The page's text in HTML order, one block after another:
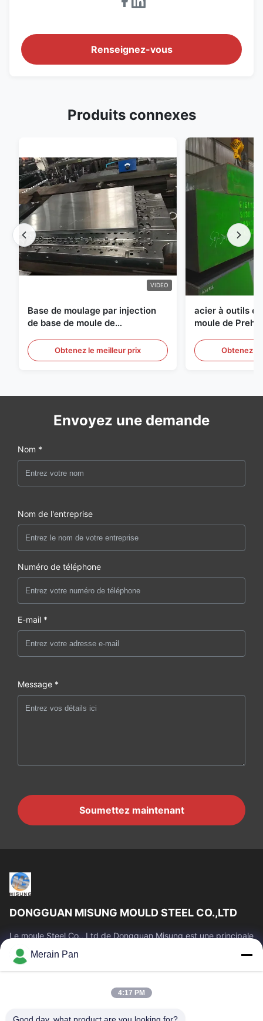
Renseignez-vous
Produits connexes
VIDEO
Base de moulage par injection
de base de moule de
FAMILIER de S136 P20
Obtenez le meilleur prix
acier à outils
moule de
Obtenez
Envoyez une demande
Nom *
Nom de l'entreprise
Numéro de téléphone
E-mail *
Message *
Soumettez maintenant
DONGGUAN MISUNG MOULD STEEL CO.,LTD
Le moule Steel Co., Ltd de Dongguan Misung est une principale
société de plastique d'approvisionnement meurent l'acier en
acier et chaud de...
Liens Rapides
Produits
VR Show
Au Sujet De Nous
Merain Pan
4:17 PM